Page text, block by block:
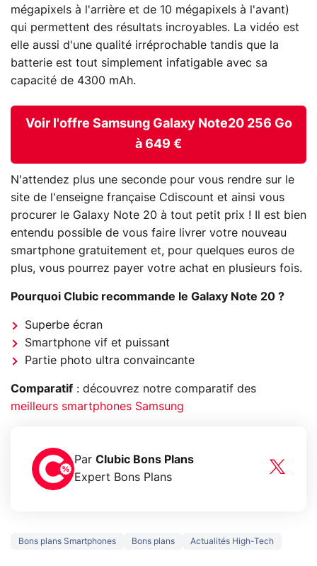
mégapixels à l'arrière et de 10 mégapixels à l'avant)
qui permettent des résultats incroyables. La vidéo est
elle aussi d'une qualité irréprochable tandis que la
batterie est tout simplement infatigable avec sa
capacité de 4300 mAh.
Voir l'offre Samsung Galaxy Note20 256 Go
à 649 €
N'attendez plus une seconde pour vous rendre sur le
site de l'enseigne française Cdiscount et ainsi vous
procurer le Galaxy Note 20 à tout petit prix ! Il est bien
entendu possible de vous faire livrer votre nouveau
smartphone gratuitement et, pour quelques euros de
plus, vous pourrez payer votre achat en plusieurs fois.
Pourquoi Clubic recommande le Galaxy Note 20 ?
Superbe écran
Smartphone vif et puissant
Partie photo ultra convaincante
Comparatif : découvrez notre comparatif des
meilleurs smartphones Samsung
Par Clubic Bons Plans
Expert Bons Plans
Bons plans Smartphones Bons plans Actualités High-Tech